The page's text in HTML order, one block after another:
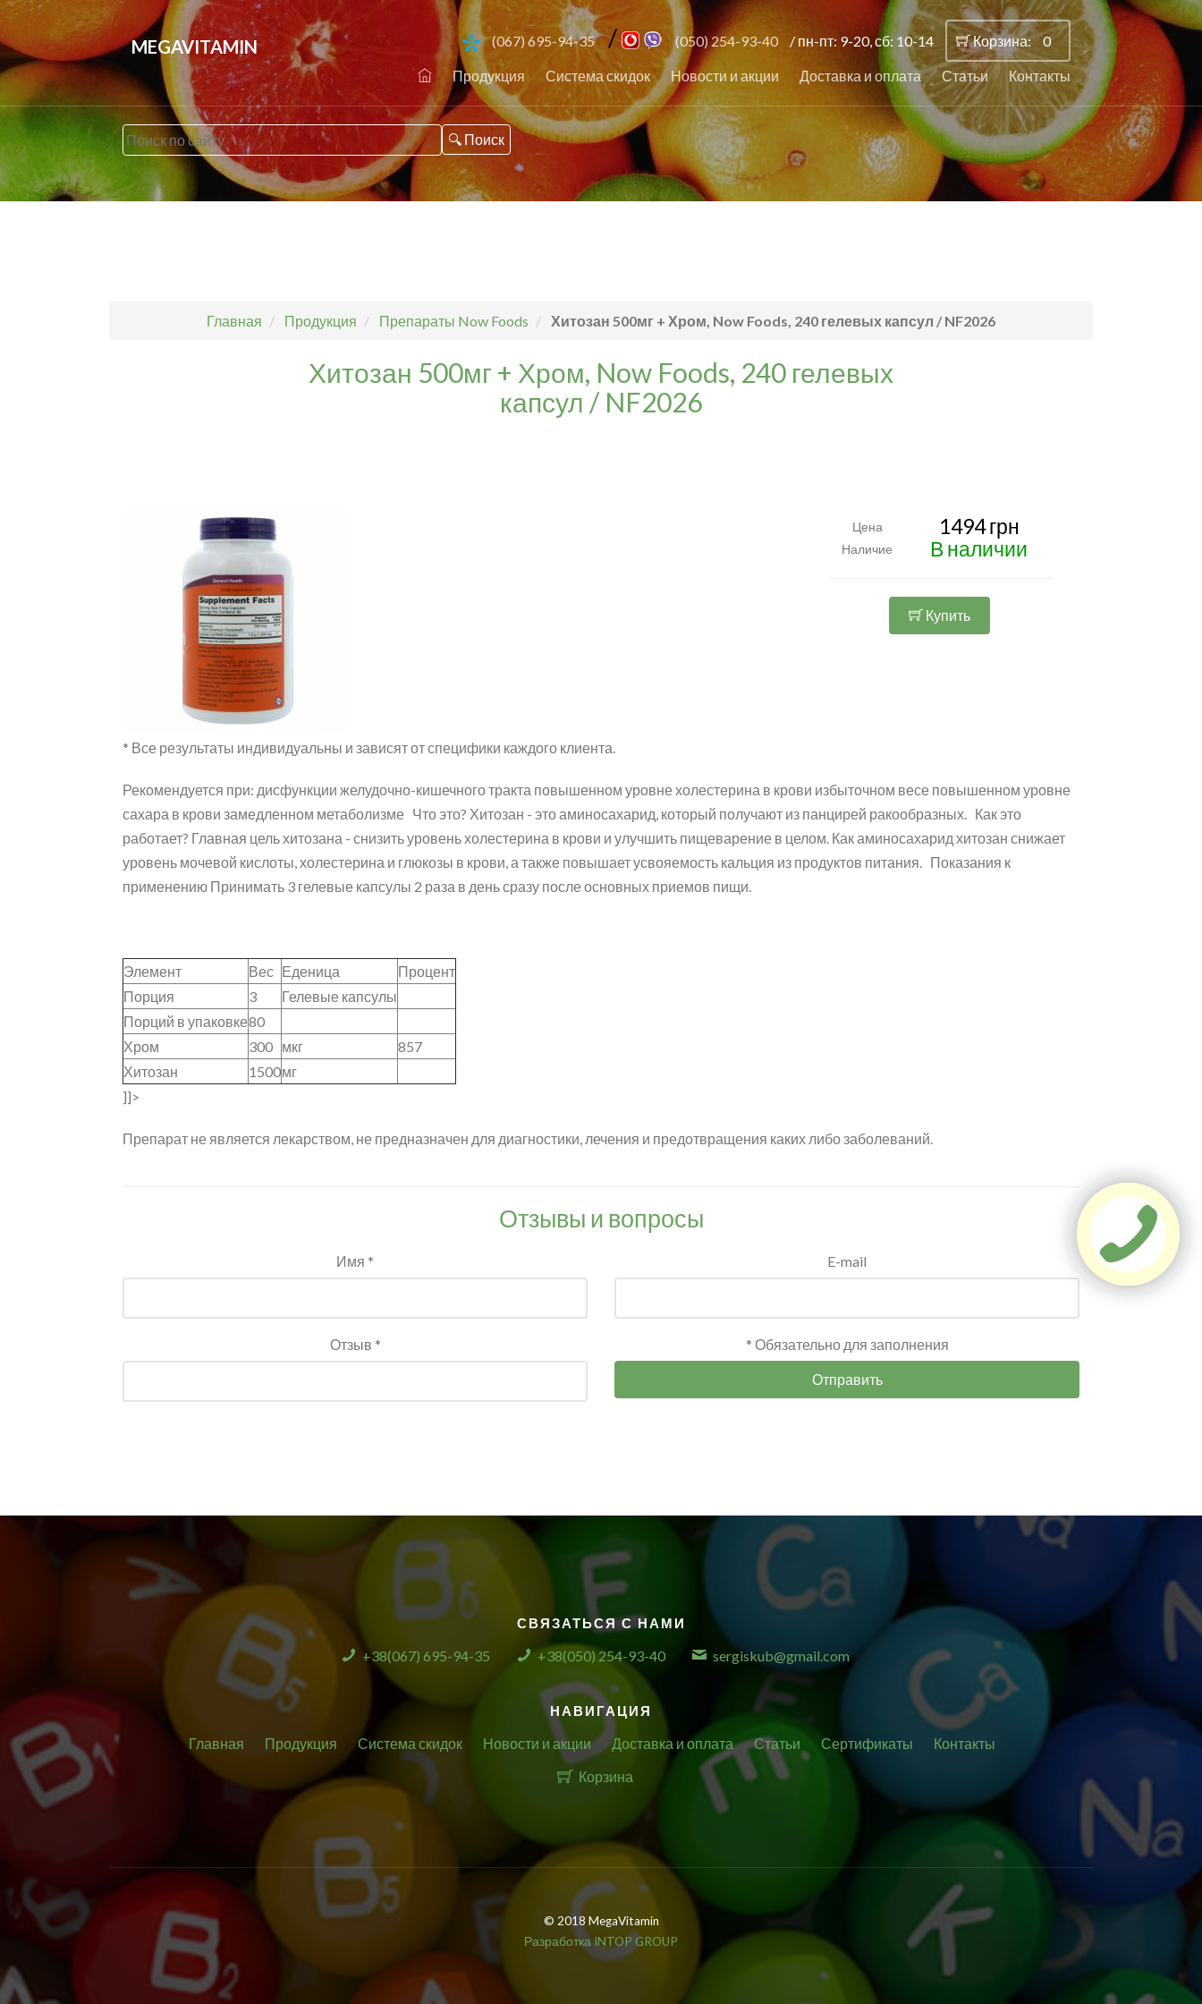
MEGAVITAMIN (067) 695-94-35 / (050) 254-93-40 / пн-пт: 9-20, сб: 10-14 Корзина: 0
Продукция Система скидок Новости и акции Доставка и оплата Статьи Контакты
Главная Продукция Препараты Now Foods Хитозан 500мг + Хром, Now Foods, 240 гелевых капсул / NF2026
Хитозан 500мг + Хром, Now Foods, 240 гелевых
капсул / NF2026
Цена 1494 грн
Наличие В наличии
Купить
* Все результаты индивидуальны и зависят от специфики каждого клиента.
Рекомендуется при: дисфункции желудочно-кишечного тракта повышенном уровне холестерина в крови избыточном весе повышенном уровне
сахара в крови замедленном метаболизме Что это? Хитозан - это аминосахарид, который получают из панцирей ракообразных. Как это
работает? Главная цель хитозана - снизить уровень холестерина в крови и улучшить пищеварение в целом. Как аминосахарид хитозан снижает
уровень мочевой кислоты, холестерина и глюкозы в крови, а также повышает усвояемость кальция из продуктов питания. Показания к
применению Принимать 3 гелевые капсулы 2 раза в день сразу после основных приемов пищи.
Элемент Вес Еденица
Процент
Порция
3
Гелевые капсулы
Порций в упаковке80
Хром
300 мкг
857
Хитозан
1500мг
]]>
Препарат не является лекарством, не предназначен для диагностики, лечения и предотвращения каких либо заболеваний.
Отзывы и вопросы
Имя * E-mail
Отзыв * * Обязательно для заполнения
Отправить
СВЯЗАТЬСЯ С НАМИ
+38(067) 695-94-35 +38(050) 254-93-40 sergiskub@gmail.com
НАВИГАЦИЯ
Главная Продукция Система скидок Новости и акции Доставка и оплата Статьи Сертификаты
Контакты
Корзина
© 2018 MegaVitamin
Разработка INTOP GROUP